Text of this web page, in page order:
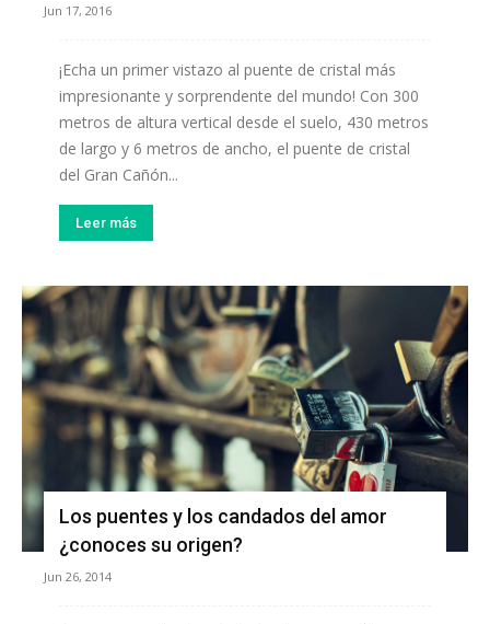
Jun 17, 2016
¡Echa un primer vistazo al puente de cristal más
impresionante y sorprendente del mundo! Con 300
metros de altura vertical desde el suelo, 430 metros
de largo y 6 metros de ancho, el puente de cristal
del Gran Cañón...
Leer más
Los puentes y los candados del amor
¿conoces su origen?
Jun 26, 2014